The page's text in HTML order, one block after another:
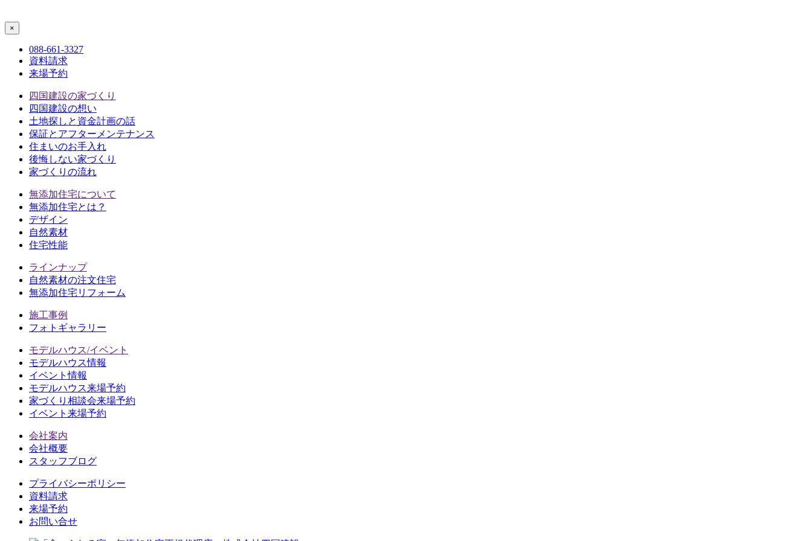
088-661-3327
資料請求
来場予約
四国建設の家づくり
四国建設の想い
土地探しと資金計画の話
保証とアフターメンテナンス
住まいのお手入れ
後悔しない家づくり
家づくりの流れ
無添加住宅について
無添加住宅とは？
デザイン
自然素材
住宅性能
ラインナップ
自然素材の注文住宅
無添加住宅リフォーム
施工事例
フォトギャラリー
モデルハウス/イベント
モデルハウス情報
イベント情報
モデルハウス来場予約
家づくり相談会来場予約
イベント来場予約
会社案内
会社概要
スタッフブログ
プライバシーポリシー
資料請求
来場予約
お問い合せ